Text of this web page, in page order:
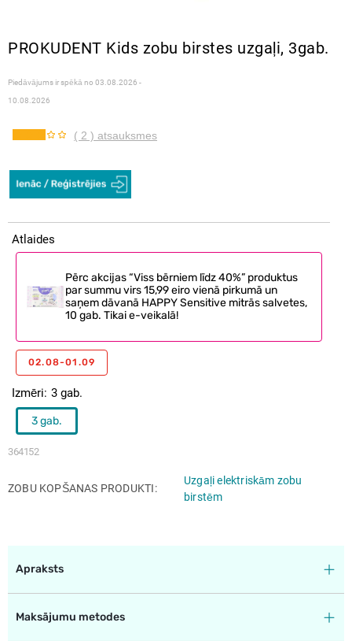
PROKUDENT Kids zobu birstes uzgaļi, 3gab.
Piedāvājums ir spēkā no 03.08.2026 -
10.08.2026
( 2 ) atsauksmes
364152
Izmēri 3 gab.
3 gab.
Atlaides
Pērc akcijas “Viss bērniem līdz 40%” produktus
par summu virs 15,99 eiro vienā pirkumā un
saņem dāvanā HAPPY Sensitive mitrās salvetes,
10 gab. Tikai e-veikalā!
02.08-01.09
ZOBU KOPŠANAS PRODUKTI
Uzgaļi elektriskām zobu
birstēm
Apraksts
Maksājumu metodes